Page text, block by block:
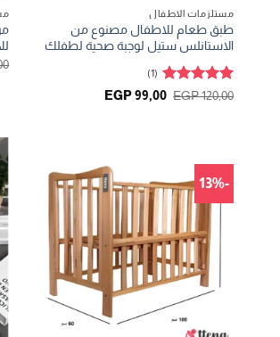
مستلزمات الاطفال
طبق طعام للاطفال مصنوع من
الاستانلس ستيل لوجبة صحية لطفلك
تم التقييم
(1)
EGP120,00
السعر EGP99,00
-13%